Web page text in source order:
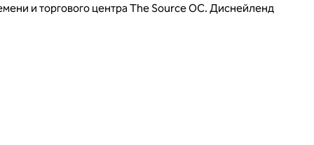
и торгового центра The Source OC. Диснейленд